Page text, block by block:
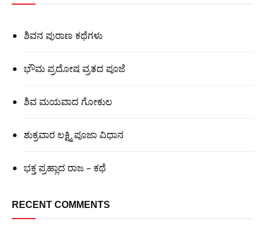
ಶಿವನ ಪುರಾಣ ಕಥೆಗಳು
ಭೌಮ ಪ್ರದೋಷ ವ್ರತದ ಪೂಜೆ
ಶಿವ ಮಯವಾದ ಗೋಕುಲ
ಶುಕ್ರವಾರ ಲಕ್ಷ್ಮಿ ಪೂಜಾ ವಿಧಾನ
ಭಕ್ತ ಪ್ರಹ್ಲಾದ ರಾಜ – ಕಥೆ
RECENT COMMENTS